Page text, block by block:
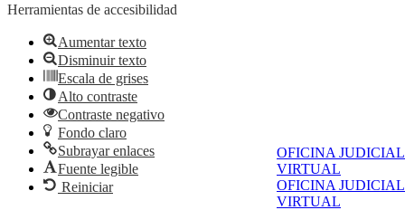
OFICINA JUDICIAL
VIRTUAL
OFICINA JUDICIAL
VIRTUAL
Herramientas de accesibilidad
Aumentar texto
Disminuir texto
Escala de grises
Alto contraste
Contraste negativo
Fondo claro
Subrayar enlaces
Fuente legible
Reiniciar